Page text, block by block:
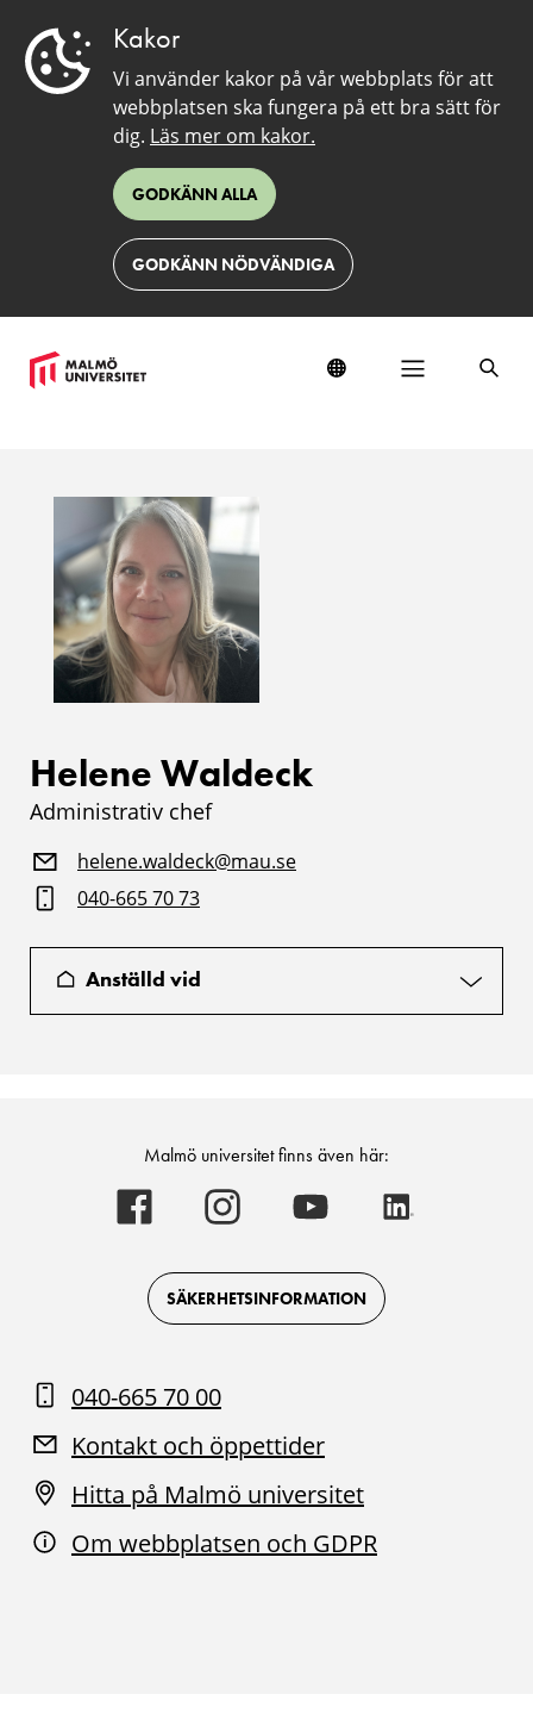
Kakor
Vi använder kakor på vår webbplats för att
webbplatsen ska fungera på ett bra sätt för
dig. Läs mer om kakor.
GODKÄNN ALLA
GODKÄNN NÖDVÄNDIGA
Helene Waldeck
Administrativ chef
helene.waldeck@mau.se
040-665 70 73
Anställd vid
Malmö universitet finns även här:
Malmö
universitet
on
Facebook
Malmö
universitet
on
Instagram
Malmö
universitet
on
Youtube
SÄKERHETSINFORMATION
040-665 70 00
Kontakt och öppettider
Hitta på Malmö universitet
Om webbplatsen och GDPR